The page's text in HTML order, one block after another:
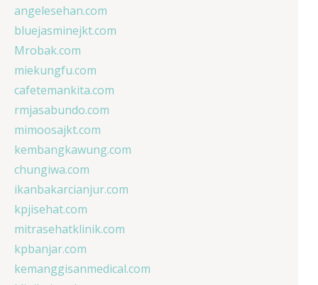
angelesehan.com
bluejasminejkt.com
Mrobak.com
miekungfu.com
cafetemankita.com
rmjasabundo.com
mimoosajkt.com
kembangkawung.com
chungiwa.com
ikanbakarcianjur.com
kpjisehat.com
mitrasehatklinik.com
kpbanjar.com
kemanggisanmedical.com